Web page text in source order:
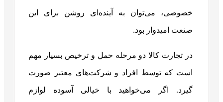
خصوصی، می‌توان به آینده‌ای روشن برای این
صنعت امیدوار بود.
در تجارت کالا دو مرحله حمل و ترخیص بسیار مهم
است که توسط افراد و شرکت‌های معتبر صورت
گیرد. اگر می‌خواهید با خیالی آسوده لوازم